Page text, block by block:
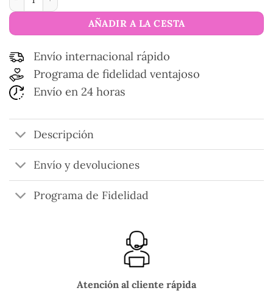
AÑADIR A LA CESTA
Envío internacional rápido
Programa de fidelidad ventajoso
Envío en 24 horas
Descripción
Envío y devoluciones
Programa de Fidelidad
Atención al cliente rápida